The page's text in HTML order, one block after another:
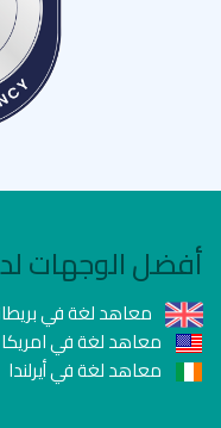
أفضل الوجهات
معاهد لغة في
معاهد لغة في امريكا
معاهد لغة في أيرلندا